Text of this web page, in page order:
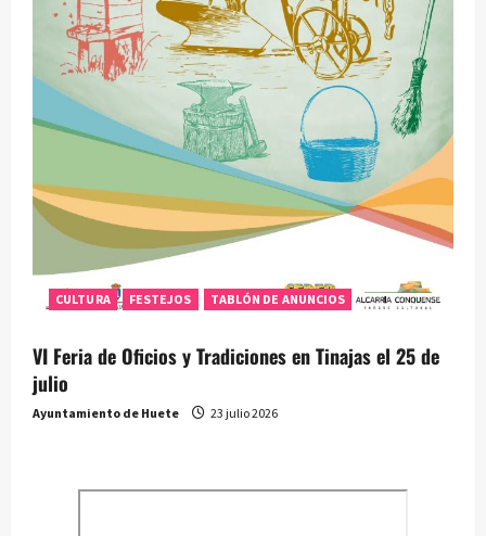
CULTURA FESTEJOS TABLÓN DE ANUNCIOS
VI Feria de Oficios y Tradiciones en Tinajas el 25 de
julio
Ayuntamiento de Huete 23 julio 2026